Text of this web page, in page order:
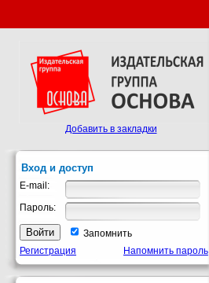
Добавить в закладки
Вход и доступ
E-mail:
Пароль:
Запомнить
Регистрация
Напомнить пароль